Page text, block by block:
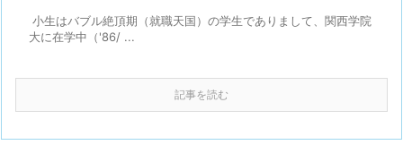
小生はバブル絶頂期（就職天国）の学生でありまして、関西学院
大に在学中（'86/ ...
記事を読む